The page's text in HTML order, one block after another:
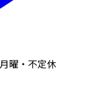
月曜・不定休